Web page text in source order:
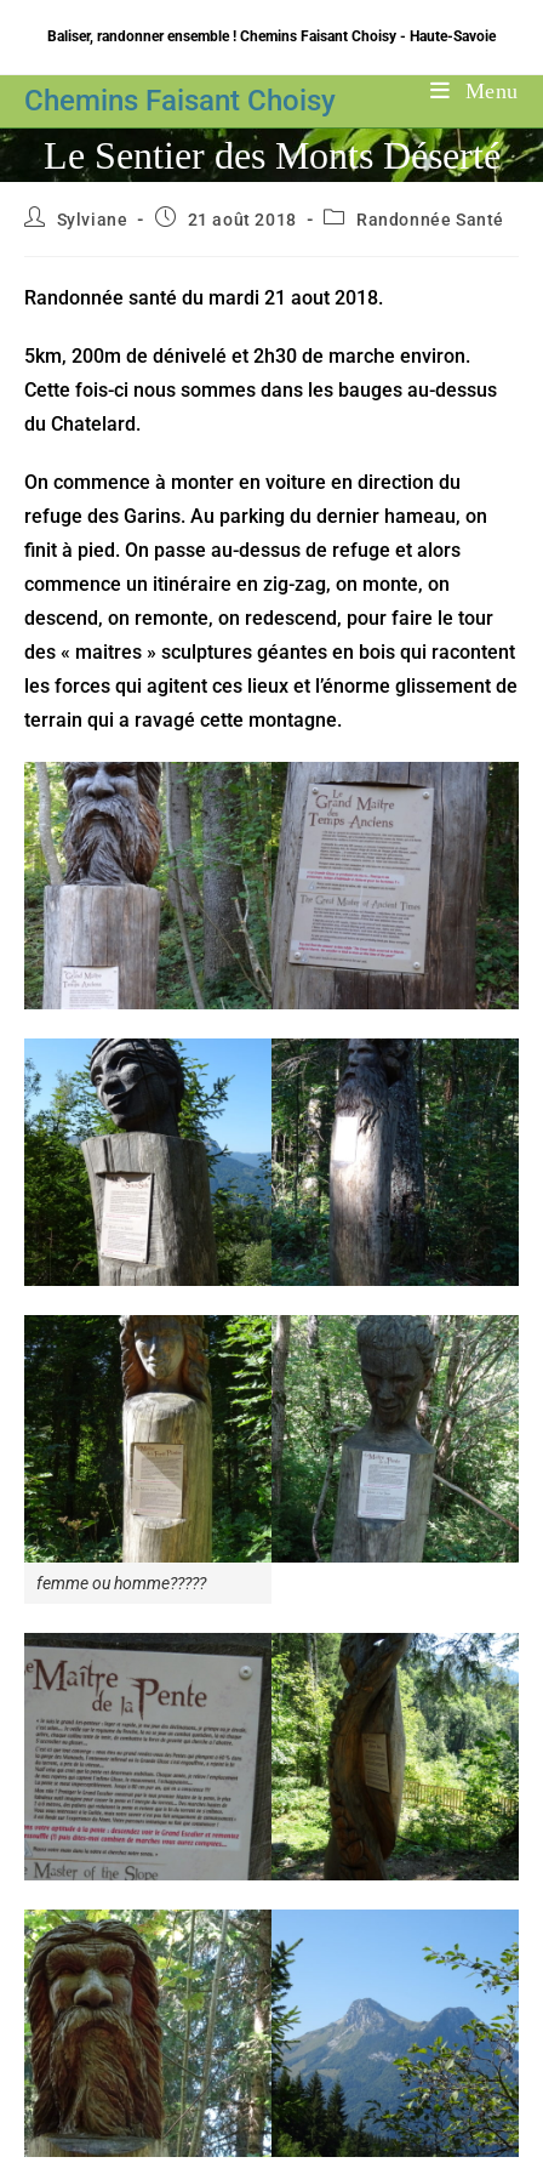
content
Baliser, randonner ensemble ! Chemins Faisant Choisy - Haute-Savoie
Chemins Faisant Choisy Menu
Le Sentier des Monts Déserté
Auteur/autrice
Sylviane
Publication
21 août 2018
PostRandonnée Santé
Randonnée santé du mardi 21 aout 2018.
5km, 200m de dénivelé et 2h30 de marche environ.
Cette fois-ci nous sommes dans les bauges au-dessus
du Chatelard.
On commence à monter en voiture en direction du
refuge des Garins. Au parking du dernier hameau, on
finit à pied. On passe au-dessus de refuge et alors
commence un itinéraire en zig-zag, on monte, on
descend, on remonte, on redescend, pour faire le tour
des « maitres » sculptures géantes en bois qui racontent
les forces qui agitent ces lieux et l’énorme glissement de
terrain qui a ravagé cette montagne.
femme ou homme?????